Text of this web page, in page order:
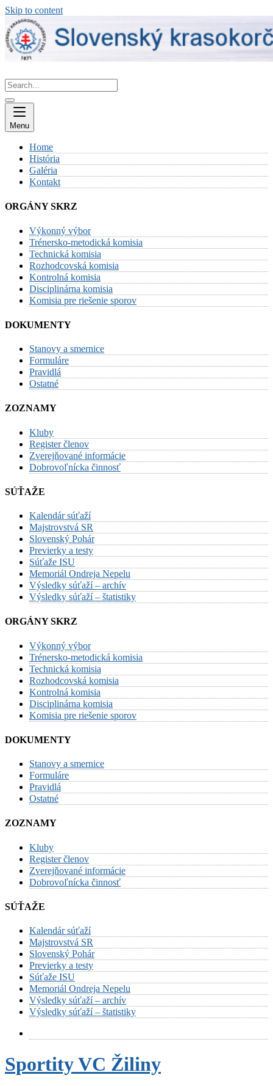
Skip to content
Menu
Home
História
Galéria
Kontakt
ORGÁNY SKRZ
Výkonný výbor
Trénersko-metodická komisia
Technická komisia
Rozhodcovská komisia
Kontrolná komisia
Disciplinárna komisia
Komisia pre riešenie sporov
DOKUMENTY
Stanovy a smernice
Formuláre
Pravidlá
Ostatné
ZOZNAMY
Kluby
Register členov
Zverejňované informácie
Dobrovoľnícka činnosť
SÚŤAŽE
Kalendár súťaží
Majstrovstvá SR
Slovenský Pohár
Previerky a testy
Súťaže ISU
Memoriál Ondreja Nepelu
Výsledky súťaží – archív
Výsledky súťaží – štatistiky
ORGÁNY SKRZ
Výkonný výbor
Trénersko-metodická komisia
Technická komisia
Rozhodcovská komisia
Kontrolná komisia
Disciplinárna komisia
Komisia pre riešenie sporov
DOKUMENTY
Stanovy a smernice
Formuláre
Pravidlá
Ostatné
ZOZNAMY
Kluby
Register členov
Zverejňované informácie
Dobrovoľnícka činnosť
SÚŤAŽE
Kalendár súťaží
Majstrovstvá SR
Slovenský Pohár
Previerky a testy
Súťaže ISU
Memoriál Ondreja Nepelu
Výsledky súťaží – archív
Výsledky súťaží – štatistiky
Sportity VC Žiliny